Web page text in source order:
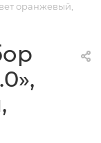
оранжевый,